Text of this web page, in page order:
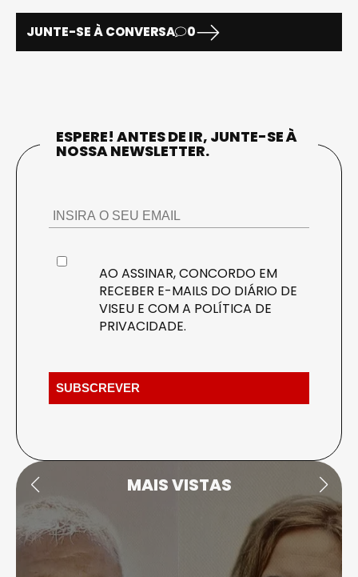
JUNTE-SE À CONVERSA 0
ESPERE! ANTES DE IR, JUNTE-SE À
NOSSA NEWSLETTER.
AO ASSINAR, CONCORDO EM
RECEBER E-MAILS DO DIÁRIO DE
VISEU E COM A POLÍTICA DE
PRIVACIDADE.
MAIS VISTAS